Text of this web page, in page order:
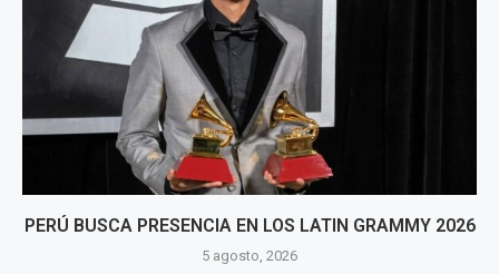
PERÚ BUSCA PRESENCIA EN LOS LATIN GRAMMY 2026
5 agosto, 2026